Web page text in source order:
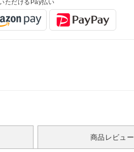
ただけるPay払い
商品レビュー